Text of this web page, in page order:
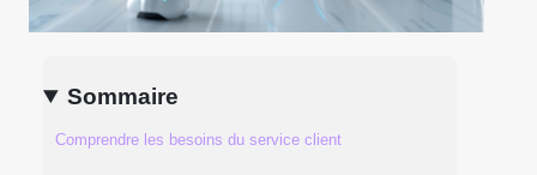
Sommaire
Comprendre les besoins du service client